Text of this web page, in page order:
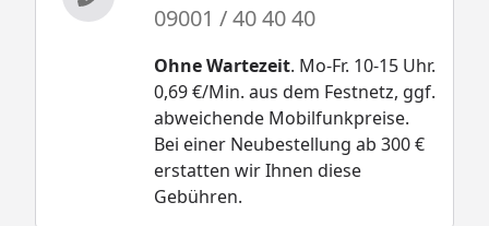
09001 / 40 40 40
Ohne Wartezeit. Mo-Fr. 10-15 Uhr.
0,69 €/Min. aus dem Festnetz, ggf.
abweichende Mobilfunkpreise.
Bei einer Neubestellung ab 300 €
erstatten wir Ihnen diese
Gebühren.